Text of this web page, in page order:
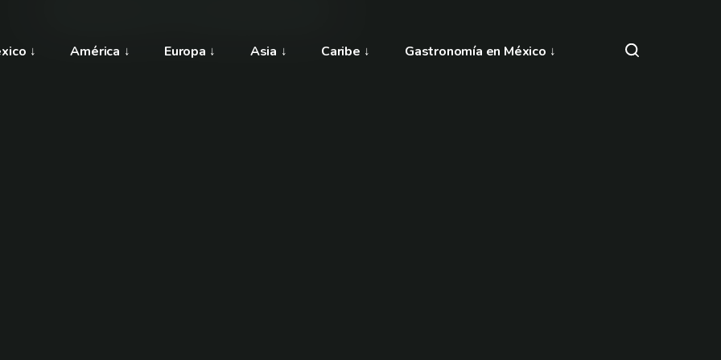
América Europa Asia Caribe Gastronomía en México